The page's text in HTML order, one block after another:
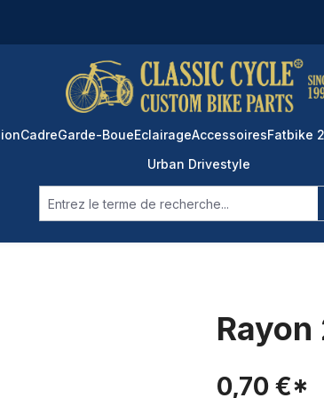
CadreGarde-BoueEclairageAccessoiresFatbike
Urban Drivestyle
0,70 €*